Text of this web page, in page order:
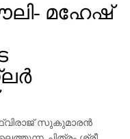
മഹേഷ്
സുകുമാരൻ